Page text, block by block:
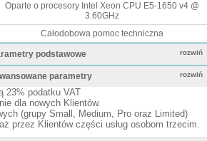
Oparte o procesory Intel Xeon CPU E5-1650 v4 @
3.60GHz
Całodobowa pomoc techniczna
podstawowe rozwiń
parametry rozwiń
23% podatku VAT
dla nowych Klientów.
(grupy Small, Medium, Pro oraz Limited)
przez Klientów części usług osobom trzecim.